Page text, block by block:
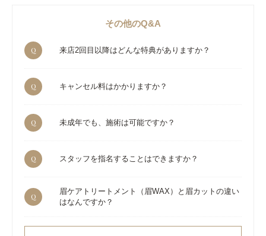
その他のQ&A
Q 来店2回目以降はどんな特典がありますか？
Q キャンセル料はかかりますか？
Q 未成年でも、施術は可能ですか？
Q スタッフを指名することはできますか？
Q
眉ケアトリートメント（眉WAX）と眉カットの違い
はなんですか？